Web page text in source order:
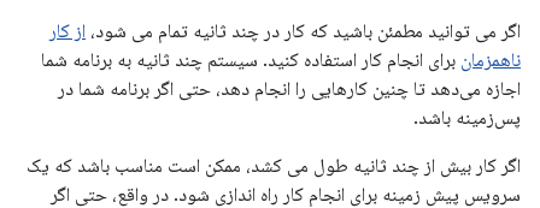
اگر می توانید مطمئن باشید که کار در چند ثانیه تمام می شود، از کار
ناهمزمان برای انجام کار استفاده کنید. سیستم چند ثانیه به برنامه شما
اجازه می‌دهد تا چنین کارهایی را انجام دهد، حتی اگر برنامه شما در
پس‌زمینه باشد.
اگر کار بیش از چند ثانیه طول می کشد، ممکن است مناسب باشد که یک
سرویس پیش زمینه برای انجام کار راه اندازی شود. در واقع، حتی اگر